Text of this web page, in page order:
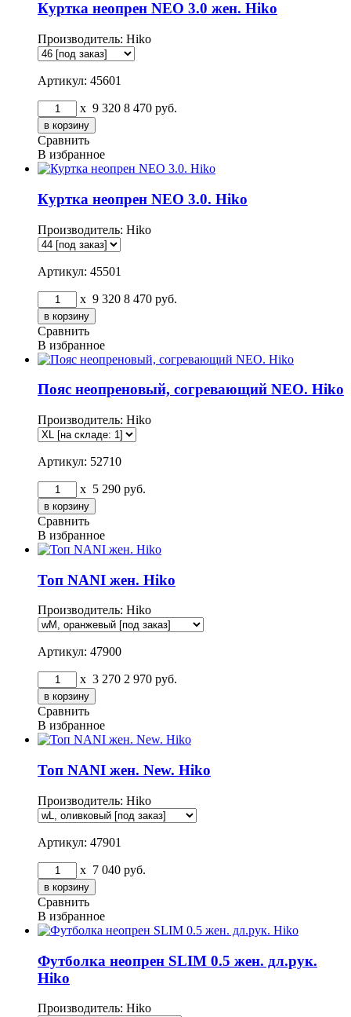
Куртка неопрен NEO 3.0 жен. Hiko
Производитель: Hiko
Артикул: 45601
x 9 320 8 470 руб.
Сравнить
В избранное
Куртка неопрен NEO 3.0. Hiko
Производитель: Hiko
Артикул: 45501
x 9 320 8 470 руб.
Сравнить
В избранное
Пояс неопреновый, согревающий NEO. Hiko
Производитель: Hiko
Артикул: 52710
x 5 290 руб.
Сравнить
В избранное
Топ NANI жен. Hiko
Производитель: Hiko
Артикул: 47900
x 3 270 2 970 руб.
Сравнить
В избранное
Топ NANI жен. New. Hiko
Производитель: Hiko
Артикул: 47901
x 7 040 руб.
Сравнить
В избранное
Футболка неопрен SLIM 0.5 жен. дл.рук.
Hiko
Производитель: Hiko